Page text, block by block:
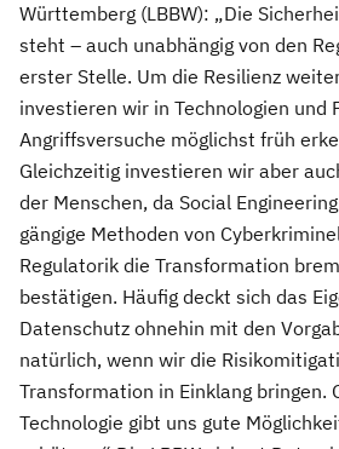
Württemberg (LBBW): „Die
steht – auch unabhängig von den
erster Stelle. Um die Resilienz
investieren wir in Technologien und
Angriffsversuche möglichst früh
Gleichzeitig investieren wir aber
der Menschen, da Social
gängige Methoden von
Regulatorik die Transformation
bestätigen. Häufig deckt sich das
Datenschutz ohnehin mit den
natürlich, wenn wir die
Transformation in Einklang bringen.
Technologie gibt uns gute